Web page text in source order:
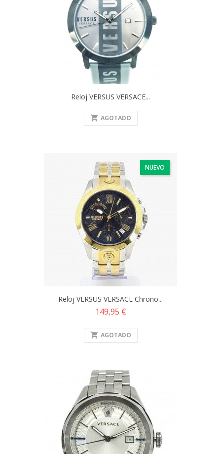
Reloj VERSUS VERSACE...
shopping_cart AGOTADO
NUEVO
Reloj VERSUS VERSACE Chrono...
Precio
149,95 €
shopping_cart AGOTADO